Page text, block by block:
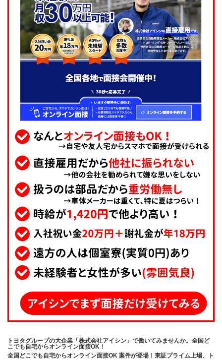
トヨタグループの大企業「株式会社アイシン」で働いてみませんか。全国ど
こでも自宅からオンライン面接OK！
全国どこでも自宅からオンライン面接OK 案件が登場！東証プライム上場、ト